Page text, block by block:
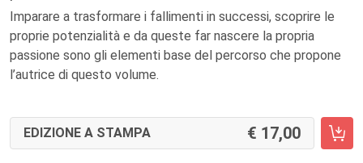
Imparare a trasformare i fallimenti in successi, scoprire le
proprie potenzialità e da queste far nascere la propria
passione sono gli elementi base del percorso che propone
l’autrice di questo volume.
EDIZIONE A STAMPA 17,00